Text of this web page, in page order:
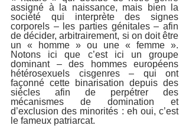
assigné à la naissance, mais bien la
société qui interprète des signes
corporels – les parties génitales – afin
de décider, arbitrairement, si on doit être
un « homme » ou une « femme ».
Notons ici que c’est ici un groupe
dominant – des hommes européens
hétérosexuels cisgenres – qui ont
façonné cette binarisation depuis des
siècles afin de perpétrer des
mécanismes de domination et
d’exclusion des minorités : eh oui, c’est
le fameux patriarcat.